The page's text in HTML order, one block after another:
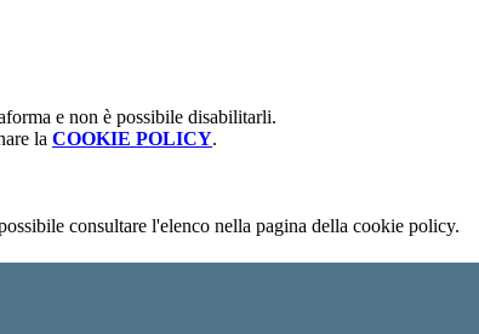
e non è possibile disabilitarli.
la COOKIE POLICY.
consultare l'elenco nella pagina della cookie policy.